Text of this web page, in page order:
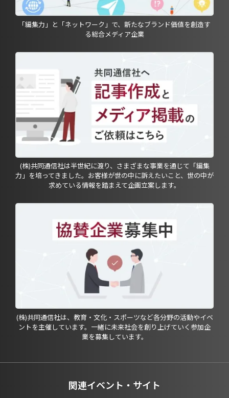
「編集力」と「ネットワーク」で、新たなブランド価値を創造す
る総合メディア企業
(株)共同通信社は半世紀に渡り、さまざまな事業を通じて「編集
力」を培ってきました。お客様が世の中に訴えたいこと、世の中が
求めている情報を踏まえて企画立案します。
(株)共同通信社は、教育・文化・スポーツなど各分野の活動やイベ
ントを主催しています。一緒に未来社会を創り上げていく参加企
業を募集しています。
関連イベント・サイト